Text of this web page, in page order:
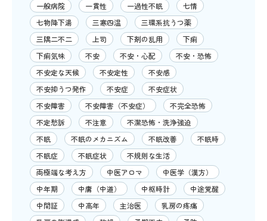
一般病院
一貫性 一過性不眠
七情
七物降下湯
三寒四温
三環系抗うつ薬
三隅二不二
上司 下剤の乱用
下痢
下痢気味
不安 不安・心配
不安・恐怖
不安定な天候
不安定性
不安感
不安抑うつ発作
不安症
不安症状
不安障害
不安障害（不安症）
不完全恐怖
不定愁訴
不注意
不潔恐怖・洗浄強迫
不眠
不眠のメカニズム 不眠改善
不眠時
不眠症
不眠症状
不規則な生活
両極端な考え方
中医アロマ
中医学（漢方）
中年期
中庸（中道） 中枢時計
中途覚醒
中間証
中高年 主治医
乳房の疼痛